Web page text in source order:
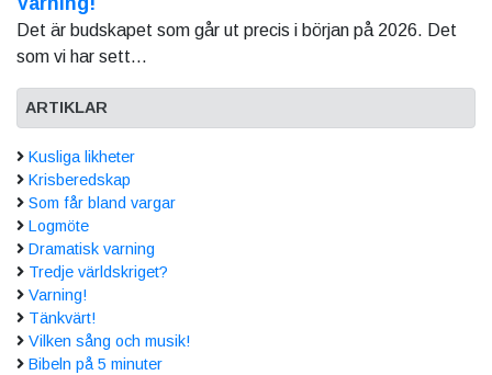
Det är budskapet som går ut precis i början på 2026. Det
som vi har sett...
ARTIKLAR
Kusliga likheter
Krisberedskap
Som får bland vargar
Logmöte
Dramatisk varning
Tredje världskriget?
Varning!
Tänkvärt!
Vilken sång och musik!
Bibeln på 5 minuter